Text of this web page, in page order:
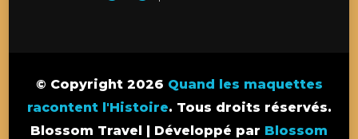
© Copyright 2026 Quand les maquettes
racontent l'Histoire. Tous droits réservés.
Blossom Travel | Développé par Blossom